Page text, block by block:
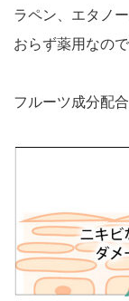
ラペン、エタノ
おらず薬用なの
フルーツ成分配